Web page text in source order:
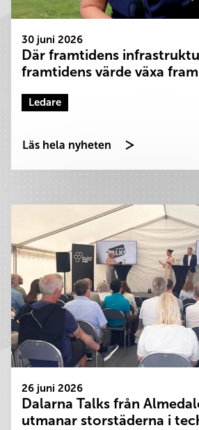
30 juni 2026
Där framtidens
framtidens värde växa fram
Ledare
Läs hela nyheten
26 juni 2026
Dalarna Talks från
utmanar storstäderna i